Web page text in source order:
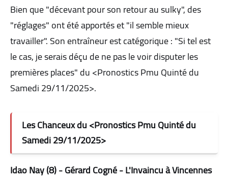
Bien que "décevant pour son retour au sulky", des
"réglages" ont été apportés et "il semble mieux
travailler". Son entraîneur est catégorique : "Si tel est
le cas, je serais déçu de ne pas le voir disputer les
premières places" du <Pronostics Pmu Quinté du
Samedi 29/11/2025>.
Les Chanceux du <Pronostics Pmu Quinté du
Samedi 29/11/2025>
Idao Nay (8) - Gérard Cogné - L'Invaincu à Vincennes